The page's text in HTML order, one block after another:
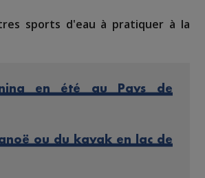
sports d'eau à pratiquer à la
en été au Pays de
ou du kayak en lac de